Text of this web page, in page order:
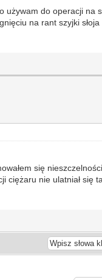
używam do operacji na
na rant szyjki
się
ciężaru nie ulatniał się